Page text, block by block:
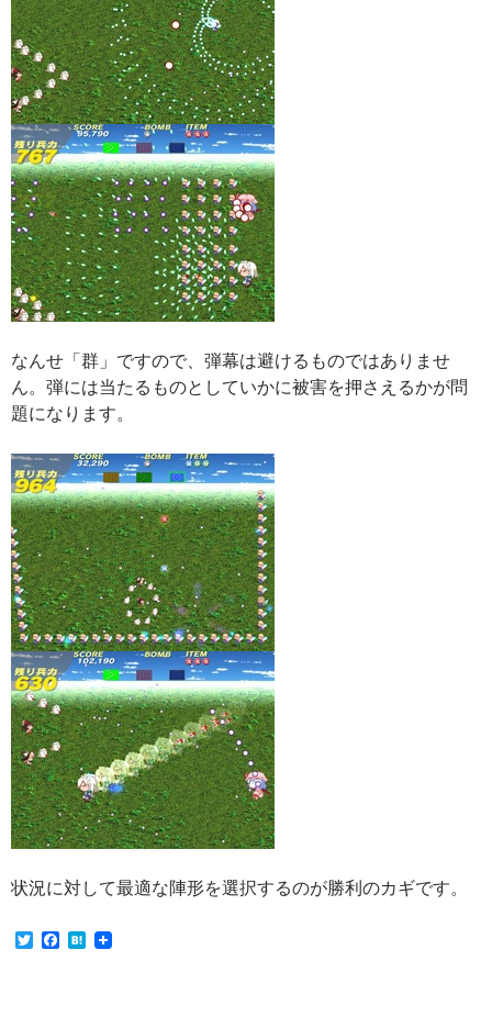
なんせ「群」ですので、弾幕は避けるものではありませ
ん。弾には当たるものとしていかに被害を押さえるかが問
題になります。
状況に対して最適な陣形を選択するのが勝利のカギです。
T
F
H